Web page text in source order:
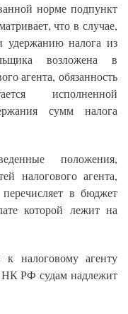
норме подпункт
что в случае,
удержанию налога из
возложена в
агента, обязанность
исполненной
сумм налога
положения,
налогового агента,
в бюджет
которой лежит на
налоговому агенту
НК РФ судам надлежит